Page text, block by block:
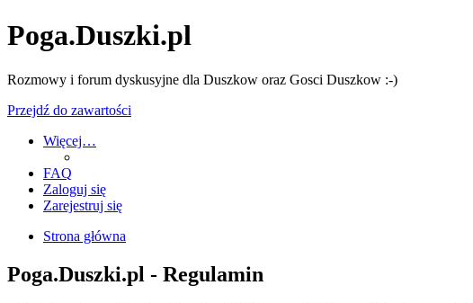
Poga.Duszki.pl
Rozmowy i forum dyskusyjne dla Duszkow oraz Gosci Duszkow :-)
Przejdź do zawartości
Więcej…
FAQ
Zaloguj się
Zarejestruj się
Strona główna
Poga.Duszki.pl - Regulamin